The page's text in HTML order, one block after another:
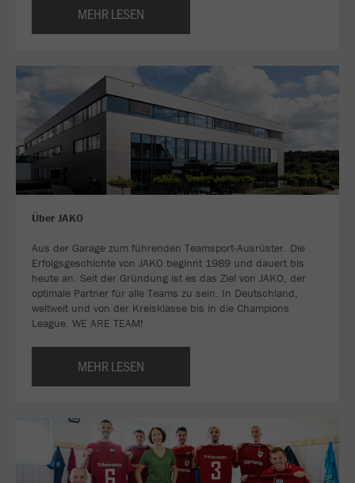
MEHR LESEN
Über JAKO
Aus der Garage zum führenden Teamsport-Ausrüster. Die
Erfolgsgeschichte von JAKO beginnt 1989 und dauert bis
heute an. Seit der Gründung ist es das Ziel von JAKO, der
optimale Partner für alle Teams zu sein. In Deutschland,
weltweit und von der Kreisklasse bis in die Champions
League. WE ARE TEAM!
MEHR LESEN